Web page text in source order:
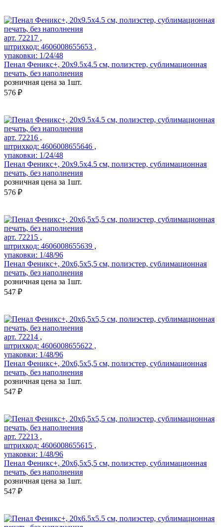
арт. 72217 ,
штрихкод: 4606008655653 ,
упаковки: 1/24/48
Пенал Феникс+, 20х9.5х4.5 см, полиэстер, сублимационная
печать, без наполнения
розничная цена за 1шт.
576 ₽
арт. 72216 ,
штрихкод: 4606008655646 ,
упаковки: 1/24/48
Пенал Феникс+, 20х9.5х4.5 см, полиэстер, сублимационная
печать, без наполнения
розничная цена за 1шт.
576 ₽
арт. 72215 ,
штрихкод: 4606008655639 ,
упаковки: 1/48/96
Пенал Феникс+, 20х6,5х5,5 см, полиэстер, сублимационная
печать, без наполнения
розничная цена за 1шт.
547 ₽
арт. 72214 ,
штрихкод: 4606008655622 ,
упаковки: 1/48/96
Пенал Феникс+, 20х6,5х5,5 см, полиэстер, сублимационная
печать, без наполнения
розничная цена за 1шт.
547 ₽
арт. 72213 ,
штрихкод: 4606008655615 ,
упаковки: 1/48/96
Пенал Феникс+, 20х6,5х5,5 см, полиэстер, сублимационная
печать, без наполнения
розничная цена за 1шт.
547 ₽